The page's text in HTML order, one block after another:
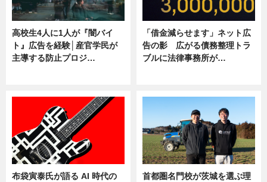
高校生4人に1人が『闇バイ
ト』広告を経験│産官学民が
主導する防止プロジ…
「借金減らせます」ネット広
告の影 広がる債務整理トラ
ブルに法律事務所が…
布袋寅泰氏が語る AI 時代の
首都圏名門校が茨城を選ぶ理